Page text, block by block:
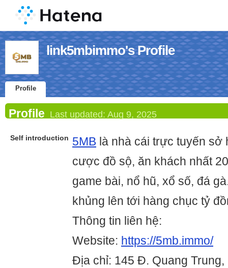
link5mbimmo's Profile
Profile
Profile Last updated: Aug 9, 2025
Self introduction 5MB là nhà cái trực tuyến sở
cược đồ sộ, ăn khách nhất
game bài, nổ hũ, xổ số, đá
khủng lên tới hàng chục tỷ
Thông tin liên hệ:
Website: https://5mb.immo/
Địa chỉ: 145 Đ. Quang Trung,